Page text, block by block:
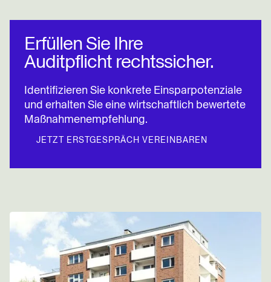
Erfüllen Sie Ihre
Auditpflicht rechtssicher.
Identifizieren Sie konkrete Einsparpotenziale
und erhalten Sie eine wirtschaftlich bewertete
Maßnahmenempfehlung.
JETZT ERSTGESPRÄCH VEREINBAREN